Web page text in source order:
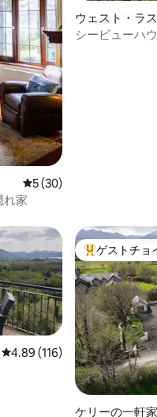
レビュー30件、5つ星中5
5 (30)
れ家
ウェスト・ラ
シービューハ
レビュー116件、5つ星中
4.89 (116)
大好評のゲス
ゲストチョ
ケリーの一軒家